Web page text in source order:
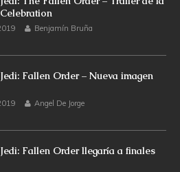
Benjamín Bruña
Fallen Order – Nueva imagen
Angel De Jorge
Fallen Order llegaría a finales